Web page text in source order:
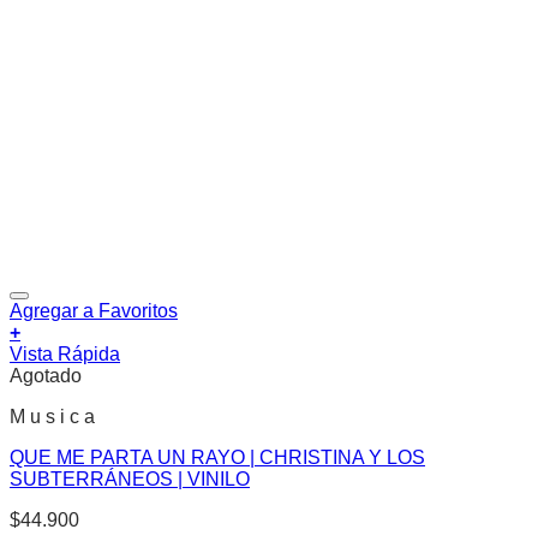
Agregar a Favoritos
+
Vista Rápida
Agotado
M u s i c a
QUE ME PARTA UN RAYO | CHRISTINA Y LOS
SUBTERRÁNEOS | VINILO
$44.900